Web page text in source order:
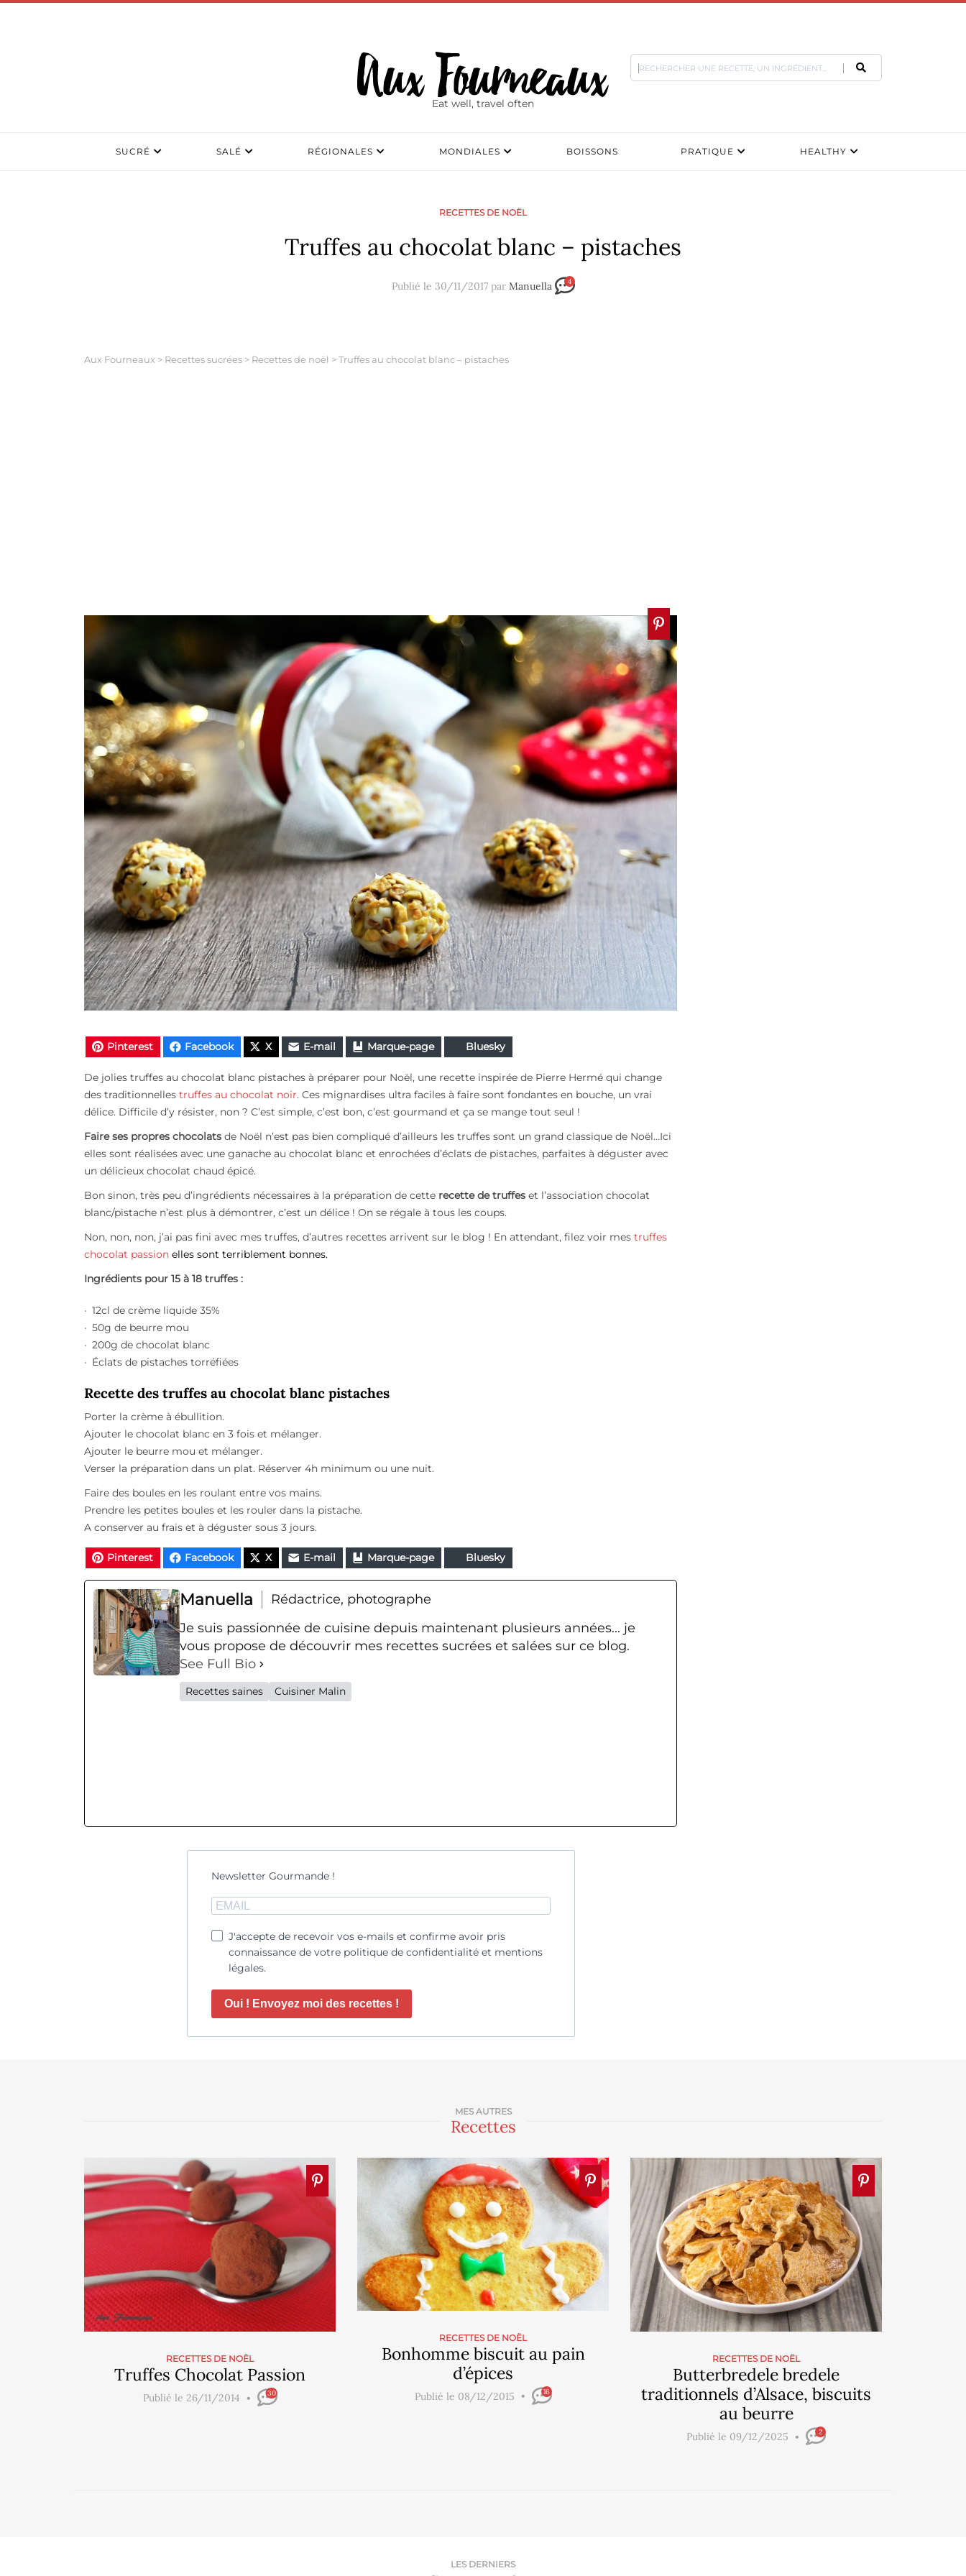
Eat well, travel often
SUCRÉ SALÉ RÉGIONALES MONDIALES BOISSONS PRATIQUE HEALTHY
RECETTES DE NOËL
Truffes au chocolat blanc – pistaches
Publié le 30/11/2017 par Manuella 4
Aux Fourneaux > Recettes sucrées > Recettes de noël >Truffes au chocolat blanc – pistaches
Pinterest Facebook X E-mail Marque-page Bluesky
De jolies truffes au chocolat blanc pistaches à préparer pour Noël, une recette inspirée de Pierre Hermé qui change
des traditionnelles truffes au chocolat noir. Ces mignardises ultra faciles à faire sont fondantes en bouche, un vrai
délice. Difficile d’y résister, non ? C’est simple, c’est bon, c’est gourmand et ça se mange tout seul !
Faire ses propres chocolats de Noël n’est pas bien compliqué d’ailleurs les truffes sont un grand classique de Noël…Ici
elles sont réalisées avec une ganache au chocolat blanc et enrochées d’éclats de pistaches, parfaites à déguster avec
un délicieux chocolat chaud épicé.
Bon sinon, très peu d’ingrédients nécessaires à la préparation de cette recette de truffes et l’association chocolat
blanc/pistache n’est plus à démontrer, c’est un délice ! On se régale à tous les coups.
Non, non, non, j’ai pas fini avec mes truffes, d’autres recettes arrivent sur le blog ! En attendant, filez voir mes truffes
chocolat passion elles sont terriblement bonnes.
Ingrédients pour 15 à 18 truffes :
12cl de crème liquide 35%
50g de beurre mou
200g de chocolat blanc
Éclats de pistaches torréfiées
Recette des truffes au chocolat blanc pistaches
Porter la crème à ébullition.
Ajouter le chocolat blanc en 3 fois et mélanger.
Ajouter le beurre mou et mélanger.
Verser la préparation dans un plat. Réserver 4h minimum ou une nuit.
Faire des boules en les roulant entre vos mains.
Prendre les petites boules et les rouler dans la pistache.
A conserver au frais et à déguster sous 3 jours.
Pinterest Facebook X E-mail Marque-page Bluesky
Manuella
Rédactrice, photographe
Je suis passionnée de cuisine depuis maintenant plusieurs années... je
vous propose de découvrir mes recettes sucrées et salées sur ce blog.
See Full Bio
Recettes saines Cuisiner Malin
Newsletter Gourmande !
J'accepte de recevoir vos e-mails et confirme avoir pris
connaissance de votre politique de confidentialité et mentions
légales.
Oui ! Envoyez moi des recettes !
MES AUTRES
Recettes
RECETTES DE NOËL
Truffes Chocolat Passion
Publié le 26/11/2014 30
RECETTES DE NOËL
Bonhomme biscuit au pain
d’épices
Publié le 08/12/2015 16
RECETTES DE NOËL
Butterbredele bredele
traditionnels d’Alsace, biscuits
au beurre
Publié le 09/12/2025 2
LES DERNIERS